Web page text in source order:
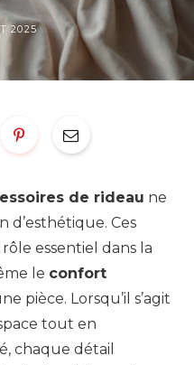
2025
de rideau ne
d’esthétique. Ces
essentiel dans la
le confort
pièce. Lorsqu’il s’agit
tout en
chaque détail